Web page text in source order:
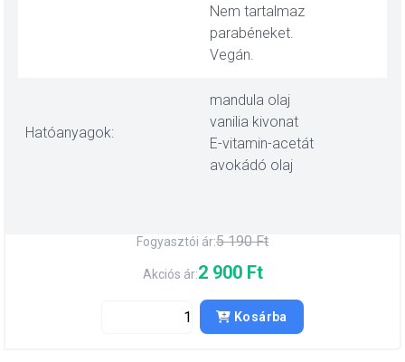
Nem tartalmaz
parabéneket.
Vegán.
Hatóanyagok:
mandula olaj
vanilia kivonat
E-vitamin-acetát
avokádó olaj
Fogyasztói ár:5 190 Ft
Akciós ár:2 900 Ft
Kosárba